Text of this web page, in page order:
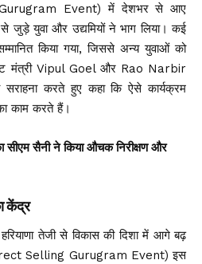
Gurugram Event) में देशभर से आए
से जुड़े युवा और उद्यमियों ने भाग लिया। कई
किया गया, जिससे अन्य युवाओं को
मंत्री Vipul Goel और Rao Narbir
करते हुए कहा कि ऐसे कार्यक्रम
काम करते हैं।
सीएम सैनी ने किया औचक निरीक्षण और
केंद्र
तेजी से विकास की दिशा में आगे बढ़
Selling Gurugram Event) इस